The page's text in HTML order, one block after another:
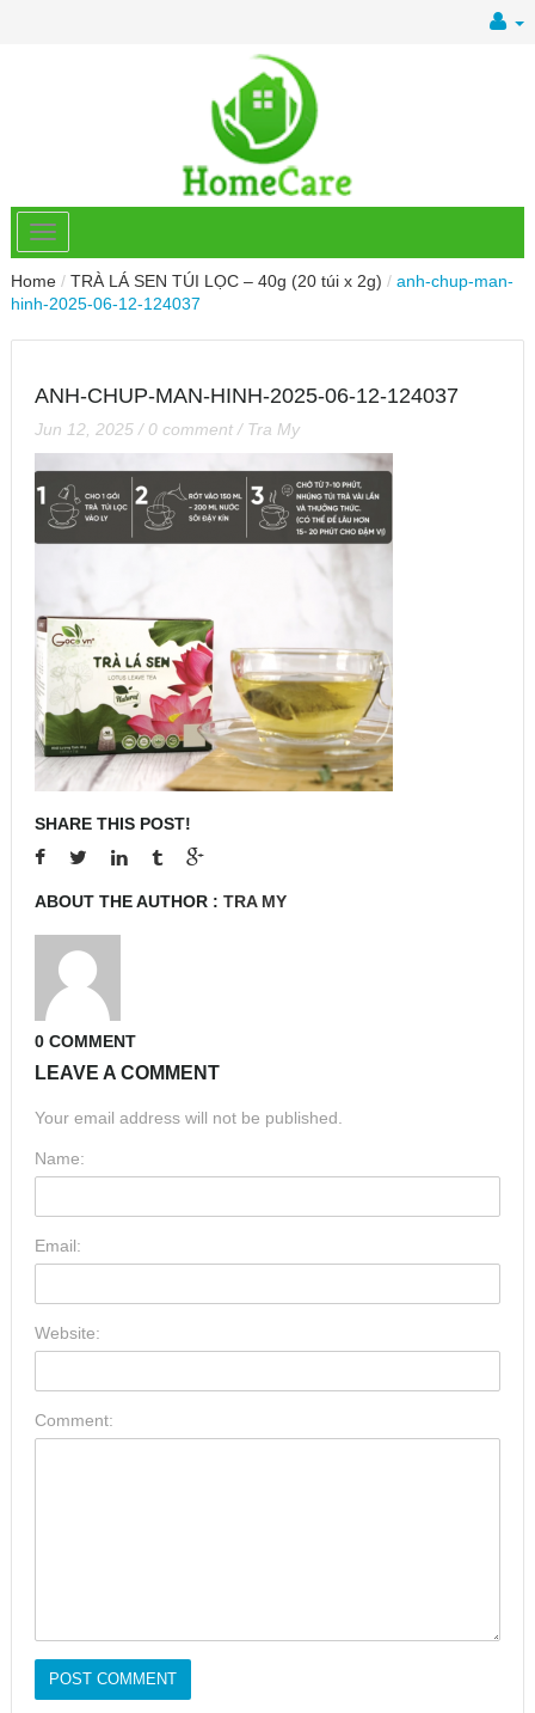
Home / TRÀ LÁ SEN TÚI LỌC – 40g (20 túi x 2g) / anh-chup-man-
hinh-2025-06-12-124037
ANH-CHUP-MAN-HINH-2025-06-12-124037
Jun 12, 2025 / 0 comment / Tra My
SHARE THIS POST!
ABOUT THE AUTHOR : TRA MY
0 COMMENT
LEAVE A COMMENT
Your email address will not be published.
Name:
Email:
Website:
Comment: